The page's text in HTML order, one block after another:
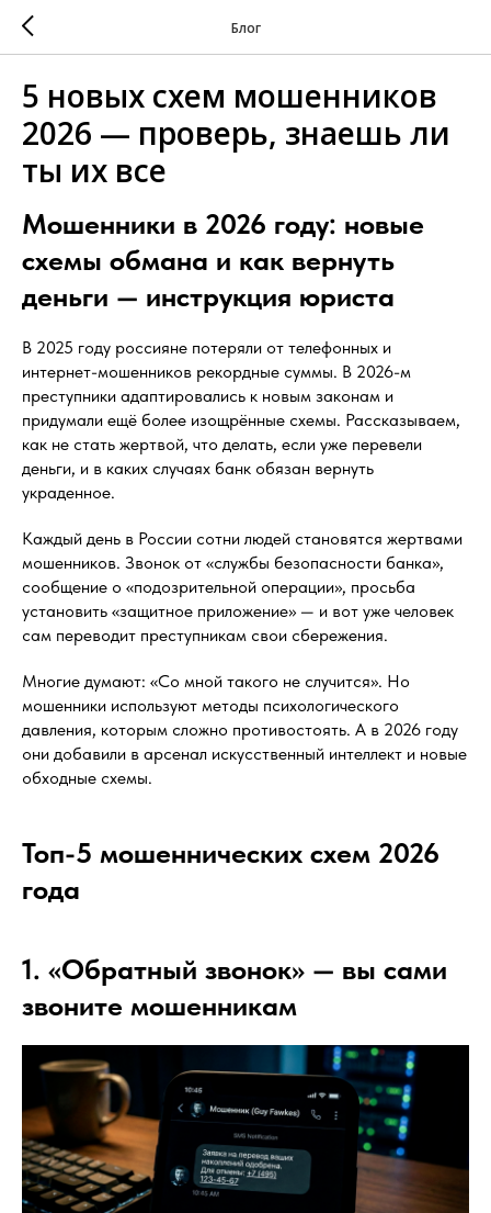
Блог
5 новых схем мошенников
2026 — проверь, знаешь ли
ты их все
Мошенники в 2026 году: новые
схемы обмана и как вернуть
деньги — инструкция юриста
В 2025 году россияне потеряли от телефонных и
интернет-мошенников рекордные суммы. В 2026-м
преступники адаптировались к новым законам и
придумали ещё более изощрённые схемы. Рассказываем,
как не стать жертвой, что делать, если уже перевели
деньги, и в каких случаях банк обязан вернуть
украденное.
Каждый день в России сотни людей становятся жертвами
мошенников. Звонок от «службы безопасности банка»,
сообщение о «подозрительной операции», просьба
установить «защитное приложение» — и вот уже человек
сам переводит преступникам свои сбережения.
Многие думают: «Со мной такого не случится». Но
мошенники используют методы психологического
давления, которым сложно противостоять. А в 2026 году
они добавили в арсенал искусственный интеллект и новые
обходные схемы.
Топ-5 мошеннических схем 2026
года
1. «Обратный звонок» — вы сами
звоните мошенникам